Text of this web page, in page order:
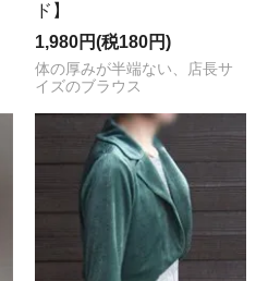
ド】
1,980円(税180円)
体の厚みが半端ない、店長サ
イズのブラウス